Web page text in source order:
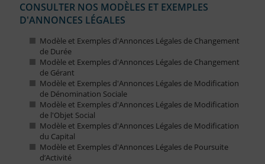
CONSULTER NOS MODÈLES ET EXEMPLES
D'ANNONCES LÉGALES
Modèle et Exemples d'Annonces Légales de Changement
de Durée
Modèle et Exemples d'Annonces Légales de Changement
de Gérant
Modèle et Exemples d'Annonces Légales de Modification
de Dénomination Sociale
Modèle et Exemples d'Annonces Légales de Modification
de l'Objet Social
Modèle et Exemples d'Annonces Légales de Modification
du Capital
Modèle et Exemples d'Annonces Légales de Poursuite
d’Activité